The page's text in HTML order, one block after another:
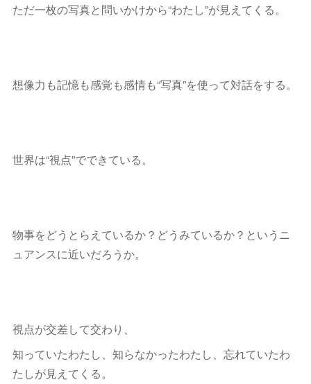
ただ一枚の写真と問いかけから“わたし”が見えてくる。
想像力も記憶も感覚も感情も“写真”を使って対話をする。
世界は“視点”でできている。
物事をどうとらえているか？どうみているか？というニ
ュアンスに近いだろうか。
視点が交差して交わり、
知っていたわたし、知らなかったわたし、忘れていたわ
たしが見えてくる。